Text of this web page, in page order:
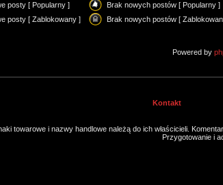
posty [ Popularny ]
Brak nowych postów [ Popularny ]
posty [ Zablokowany ]
Brak nowych postów [
Powered by
Kontakt
towarowe i nazwy handlowe należą do ich właścicieli.
Przygotowanie i